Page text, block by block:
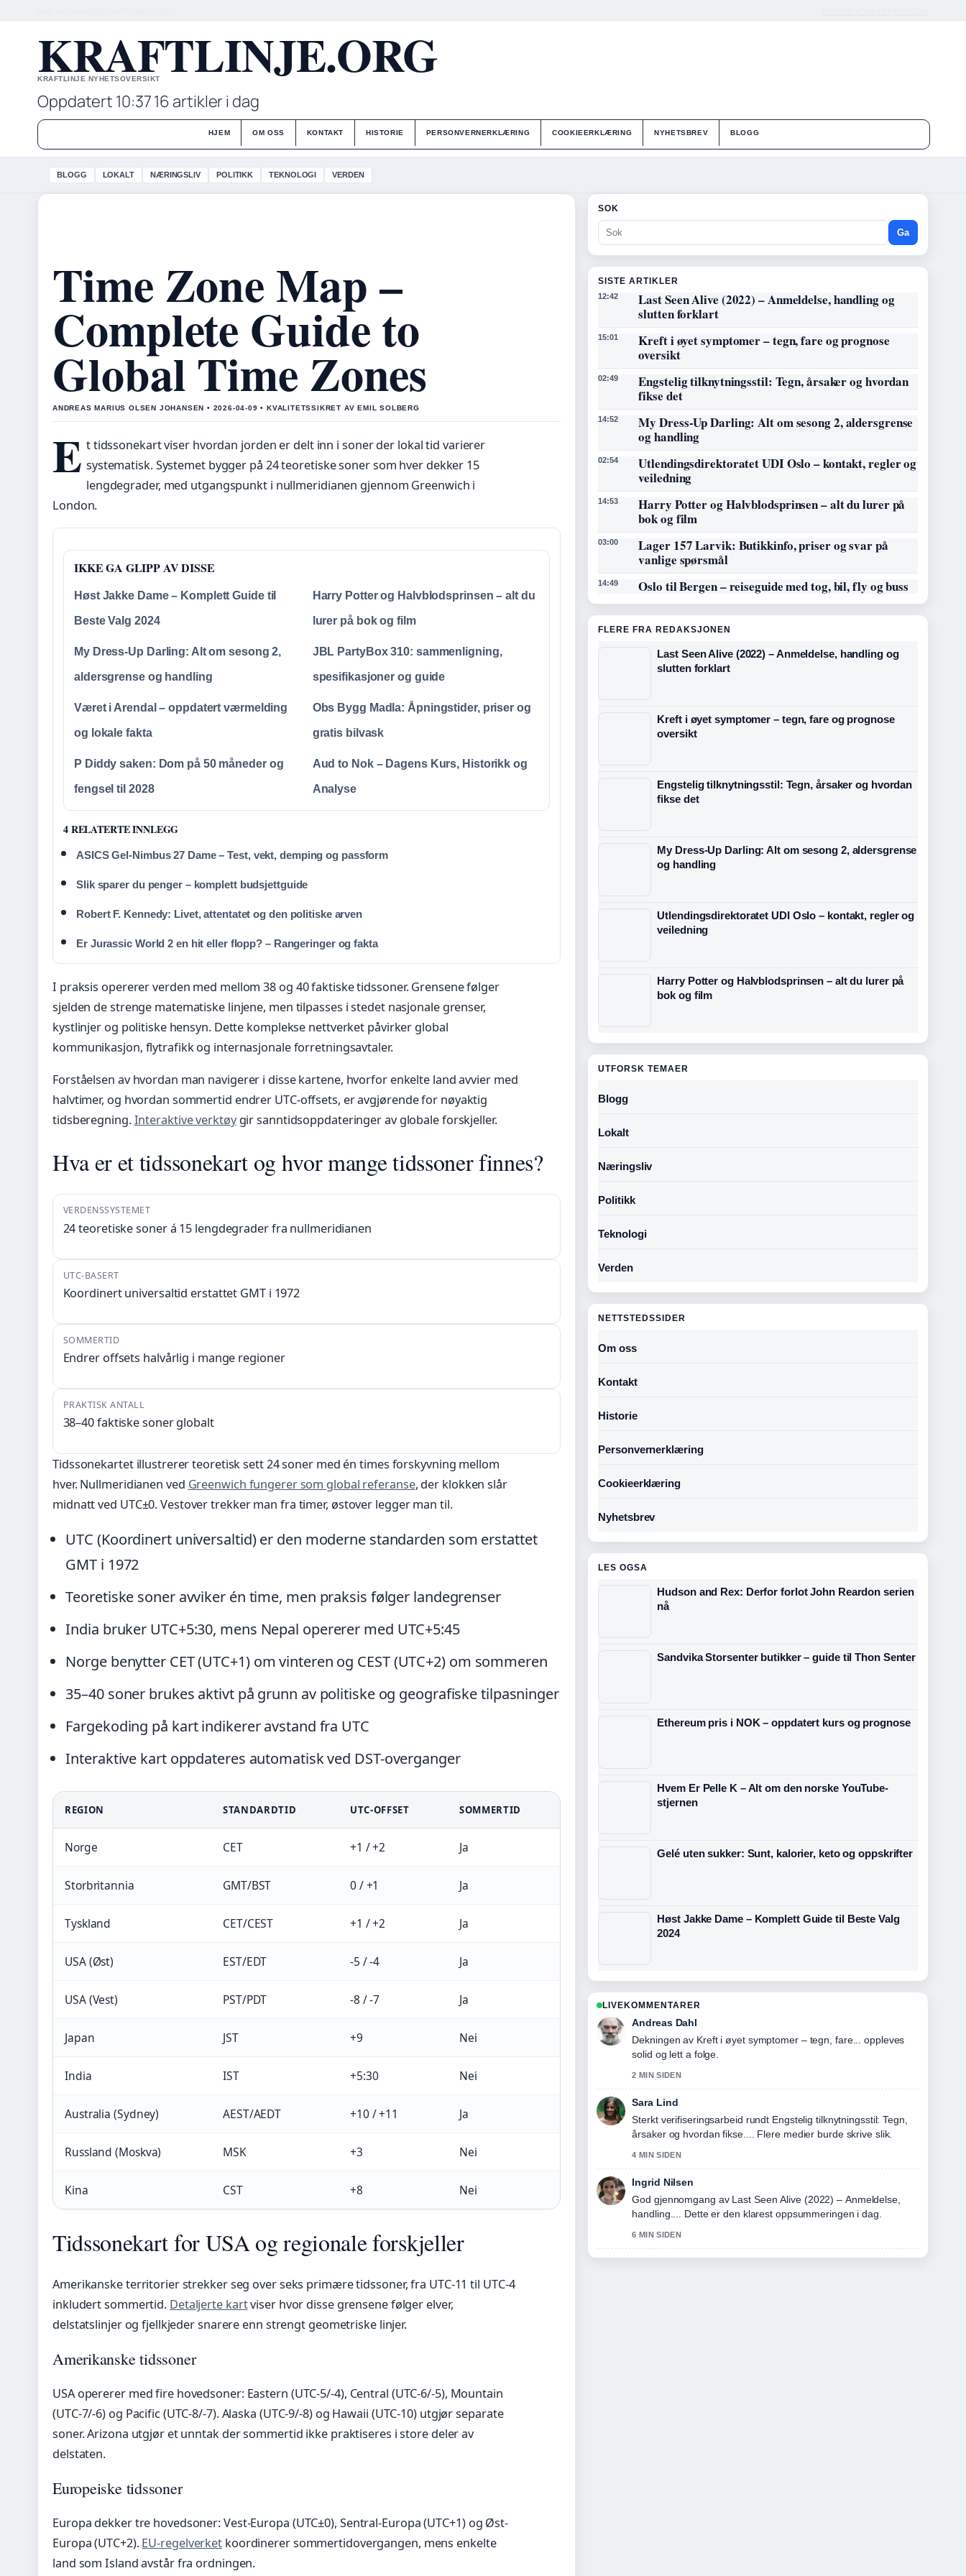
KRAFTLINJE.ORG
KRAFTLINJE NYHETSOVERSIKT
Oppdatert 10:3716 artikler i dag
HJEM OM OSS KONTAKT HISTORIE PERSONVERNERKLÆRING COOKIEERKLÆRING NYHETSBREV BLOGG
BLOGG LOKALT NÆRINGSLIV POLITIKK TEKNOLOGI VERDEN
Time Zone Map –
Complete Guide to
Global Time Zones
ANDREAS MARIUS OLSEN JOHANSEN • 2026-04-09 • KVALITETSSIKRET AV EMIL SOLBERG
E t tidssonekart viser hvordan jorden er delt inn i soner der lokal tid varierer
systematisk. Systemet bygger på 24 teoretiske soner som hver dekker 15
lengdegrader, med utgangspunkt i nullmeridianen gjennom Greenwich i
London.
IKKE GA GLIPP AV DISSE
Høst Jakke Dame – Komplett Guide til
Beste Valg 2024
Harry Potter og Halvblodsprinsen – alt du
lurer på bok og film
My Dress-Up Darling: Alt om sesong 2,
aldersgrense og handling
JBL PartyBox 310: sammenligning,
spesifikasjoner og guide
Været i Arendal – oppdatert værmelding
og lokale fakta
Obs Bygg Madla: Åpningstider, priser og
gratis bilvask
P Diddy saken: Dom på 50 måneder og
fengsel til 2028
Aud to Nok – Dagens Kurs, Historikk og
Analyse
4 RELATERTE INNLEGG
ASICS Gel-Nimbus 27 Dame – Test, vekt, demping og passform
Slik sparer du penger – komplett budsjettguide
Robert F. Kennedy: Livet, attentatet og den politiske arven
Er Jurassic World 2 en hit eller flopp? – Rangeringer og fakta
I praksis opererer verden med mellom 38 og 40 faktiske tidssoner. Grensene følger
sjelden de strenge matematiske linjene, men tilpasses i stedet nasjonale grenser,
kystlinjer og politiske hensyn. Dette komplekse nettverket påvirker global
kommunikasjon, flytrafikk og internasjonale forretningsavtaler.
Forståelsen av hvordan man navigerer i disse kartene, hvorfor enkelte land avvier med
halvtimer, og hvordan sommertid endrer UTC-offsets, er avgjørende for nøyaktig
tidsberegning.Interaktive verktøygir sanntidsoppdateringer av globale forskjeller.
Hva er et tidssonekart og hvor mange tidssoner finnes?
VERDENSSYSTEMET
24 teoretiske soner á 15 lengdegrader fra nullmeridianen
UTC-BASERT
Koordinert universaltid erstattet GMT i 1972
SOMMERTID
Endrer offsets halvårlig i mange regioner
PRAKTISK ANTALL
38–40 faktiske soner globalt
Tidssonekartet illustrerer teoretisk sett 24 soner med én times forskyvning mellom
hver. Nullmeridianen ved Greenwich fungerer som global referanse, der klokken slår
midnatt ved UTC±0. Vestover trekker man fra timer, østover legger man til.
UTC (Koordinert universaltid) er den moderne standarden som erstattet
GMT i 1972
Teoretiske soner avviker én time, men praksis følger landegrenser
India bruker UTC+5:30, mens Nepal opererer med UTC+5:45
Norge benytter CET (UTC+1) om vinteren og CEST (UTC+2) om sommeren
35–40 soner brukes aktivt på grunn av politiske og geografiske tilpasninger
Fargekoding på kart indikerer avstand fra UTC
Interaktive kart oppdateres automatisk ved DST-overganger
REGION STANDARDTID UTC-OFFSET SOMMERTID
Norge CET +1 / +2 Ja
Storbritannia GMT/BST 0 / +1 Ja
Tyskland CET/CEST +1 / +2 Ja
USA (Øst) EST/EDT -5 / -4 Ja
USA (Vest) PST/PDT -8 / -7 Ja
Japan JST +9 Nei
India IST +5:30 Nei
Australia (Sydney) AEST/AEDT +10 / +11 Ja
Russland (Moskva) MSK +3 Nei
Kina CST +8 Nei
Tidssonekart for USA og regionale forskjeller
Amerikanske territorier strekker seg over seks primære tidssoner, fra UTC-11 til UTC-4
inkludert sommertid. Detaljerte kartviser hvor disse grensene følger elver,
delstatslinjer og fjellkjeder snarere enn strengt geometriske linjer.
Amerikanske tidssoner
USA opererer med fire hovedsoner: Eastern (UTC-5/-4), Central (UTC-6/-5), Mountain
(UTC-7/-6) og Pacific (UTC-8/-7). Alaska (UTC-9/-8) og Hawaii (UTC-10) utgjør separate
soner. Arizona utgjør et unntak der sommertid ikke praktiseres i store deler av
delstaten.
Europeiske tidssoner
Europa dekker tre hovedsoner: Vest-Europa (UTC±0), Sentral-Europa (UTC+1) og Øst-
Europa (UTC+2).EU-regelverket koordinerer sommertidovergangen, mens enkelte
land som Island avstår fra ordningen.
SOK
Ga
SISTE ARTIKLER
12:42
Last Seen Alive (2022) – Anmeldelse, handling og
slutten forklart
15:01
Kreft i øyet symptomer – tegn, fare og prognose
oversikt
02:49
Engstelig tilknytningsstil: Tegn, årsaker og hvordan
fikse det
14:52
My Dress-Up Darling: Alt om sesong 2, aldersgrense
og handling
02:54
Utlendingsdirektoratet UDI Oslo – kontakt, regler og
veiledning
14:53
Harry Potter og Halvblodsprinsen – alt du lurer på
bok og film
03:00
Lager 157 Larvik: Butikkinfo, priser og svar på
vanlige spørsmål
14:49 Oslo til Bergen – reiseguide med tog, bil, fly og buss
FLERE FRA REDAKSJONEN
Last Seen Alive (2022) – Anmeldelse, handling og
slutten forklart
Kreft i øyet symptomer – tegn, fare og prognose
oversikt
Engstelig tilknytningsstil: Tegn, årsaker og hvordan
fikse det
My Dress-Up Darling: Alt om sesong 2, aldersgrense
og handling
Utlendingsdirektoratet UDI Oslo – kontakt, regler og
veiledning
Harry Potter og Halvblodsprinsen – alt du lurer på
bok og film
UTFORSK TEMAER
Blogg
Lokalt
Næringsliv
Politikk
Teknologi
Verden
NETTSTEDSSIDER
Om oss
Kontakt
Historie
Personvernerklæring
Cookieerklæring
Nyhetsbrev
LES OGSA
Hudson and Rex: Derfor forlot John Reardon serien
nå
Sandvika Storsenter butikker – guide til Thon Senter
Ethereum pris i NOK – oppdatert kurs og prognose
Hvem Er Pelle K – Alt om den norske YouTube-
stjernen
Gelé uten sukker: Sunt, kalorier, keto og oppskrifter
Høst Jakke Dame – Komplett Guide til Beste Valg
2024
LIVEKOMMENTARER
Andreas Dahl
Dekningen av Kreft i øyet symptomer – tegn, fare... oppleves
solid og lett a folge.
2 MIN SIDEN
Sara Lind
Sterkt verifiseringsarbeid rundt Engstelig tilknytningsstil: Tegn,
årsaker og hvordan fikse.... Flere medier burde skrive slik.
4 MIN SIDEN
Ingrid Nilsen
God gjennomgang av Last Seen Alive (2022) – Anmeldelse,
handling.... Dette er den klarest oppsummeringen i dag.
6 MIN SIDEN